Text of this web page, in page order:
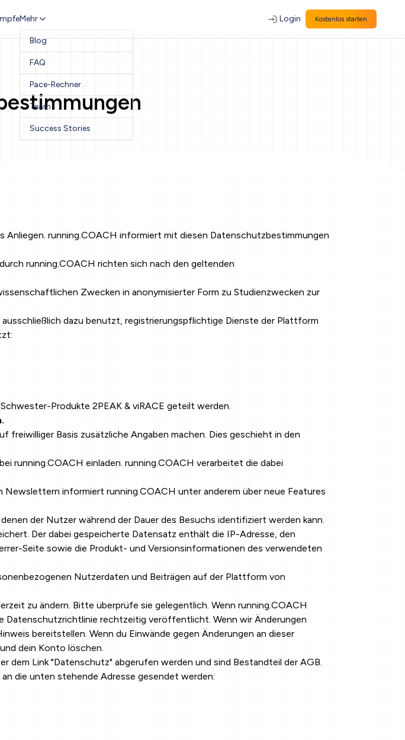
Mehr
Blog
FAQ
Pace-Rechner
Team
Success Stories
Login Kostenlos starten
running.COACH informiert mit diesen Datenschutzbestimmungen
running.COACH richten sich nach den geltenden
Zwecken in anonymisierter Form zu Studienzwecken zur
dazu benutzt, registrierungspflichtige Dienste der Plattform
Produkte 2PEAK & viRACE geteilt werden.
freiwilliger Basis zusätzliche Angaben machen. Dies geschieht in den
running.COACH einladen. running.COACH verarbeitet die dabei
informiert running.COACH unter anderem über neue Features
der Nutzer während der Dauer des Besuchs identifiziert werden kann.
Der dabei gespeicherte Datensatz enthält die IP-Adresse, den
Seite sowie die Produkt- und Versionsinformationen des verwendeten
Nutzerdaten und Beiträgen auf der Plattform von
zu ändern. Bitte überprüfe sie gelegentlich. Wenn running.COACH
Datenschutzrichtlinie rechtzeitig veröffentlicht. Wenn wir Änderungen
bereitstellen. Wenn du Einwände gegen Änderungen an dieser
dein Konto löschen.
Link "Datenschutz" abgerufen werden und sind Bestandteil der AGB.
die unten stehende Adresse gesendet werden: